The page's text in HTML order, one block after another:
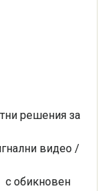
решения за
видео /
с обикновен